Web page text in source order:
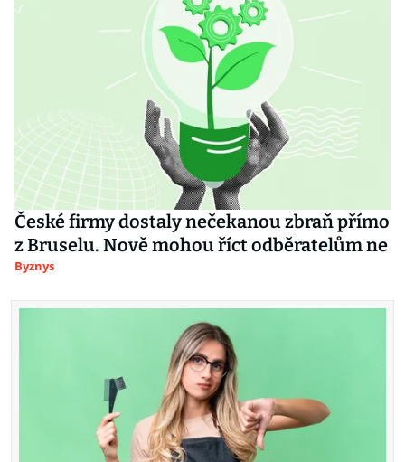
České firmy dostaly nečekanou zbraň přímo
z Bruselu. Nově mohou říct odběratelům ne
Byznys